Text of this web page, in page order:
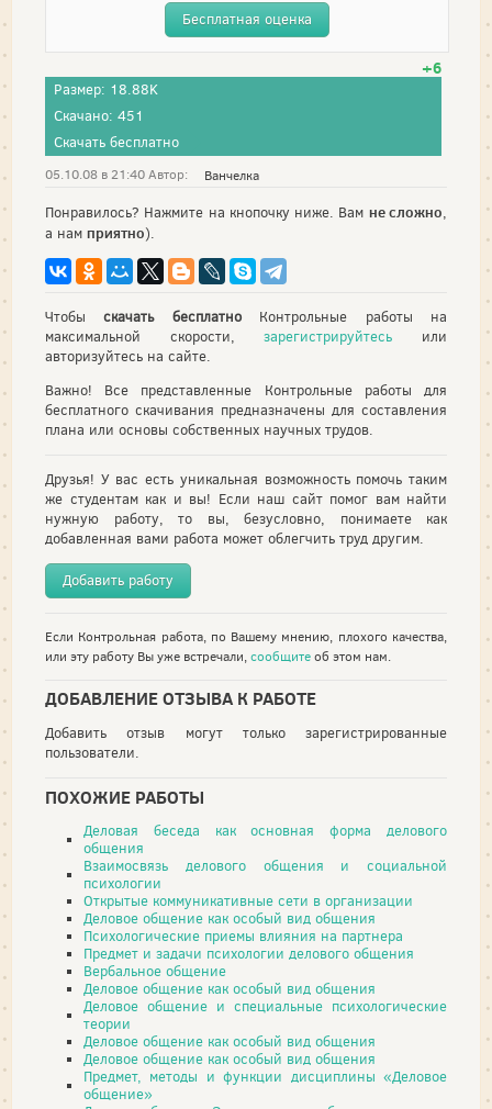
Бесплатная оценка
+6
Размер: 18.88K
Скачано: 451
Скачать бесплатно
05.10.08 в 21:40 Автор: Ванчелка
Понравилось? Нажмите на кнопочку ниже. Вам не сложно,
а нам приятно).
Чтобыскачать бесплатноКонтрольные работы на
максимальной скорости,зарегистрируйтесь или
авторизуйтесь на сайте.
Важно! Все представленные Контрольные работы для
бесплатного скачивания предназначены для составления
плана или основы собственных научных трудов.
Друзья! У вас есть уникальная возможность помочь таким
же студентам как и вы! Если наш сайт помог вам найти
нужную работу, то вы, безусловно, понимаете как
добавленная вами работа может облегчить труд другим.
Добавить работу
Если Контрольная работа, по Вашему мнению, плохого качества,
или эту работу Вы уже встречали,сообщитеоб этом нам.
ДОБАВЛЕНИЕ ОТЗЫВА К РАБОТЕ
Добавить отзыв могут только зарегистрированные
пользователи.
ПОХОЖИЕ РАБОТЫ
Деловая беседа как основная форма делового
общения
Взаимосвязь делового общения и социальной
психологии
Открытые коммуникативные сети в организации
Деловое общение как особый вид общения
Психологические приемы влияния на партнера
Предмет и задачи психологии делового общения
Вербальное общение
Деловое общение как особый вид общения
Деловое общение и специальные психологические
теории
Деловое общение как особый вид общения
Деловое общение как особый вид общения
Предмет, методы и функции дисциплины «Деловое
общение»